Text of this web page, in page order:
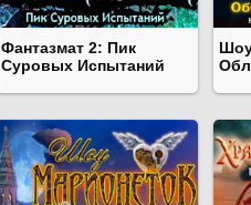
Фантазмат 2: Пик
Суровых Испытаний